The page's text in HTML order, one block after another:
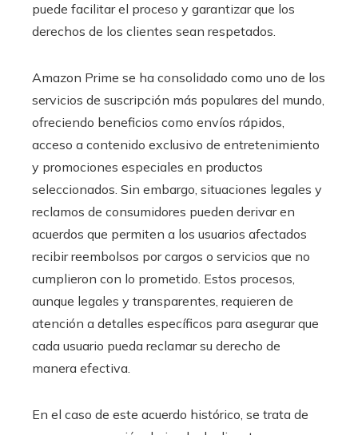
puede facilitar el proceso y garantizar que los
derechos de los clientes sean respetados.
Amazon Prime se ha consolidado como uno de los
servicios de suscripción más populares del mundo,
ofreciendo beneficios como envíos rápidos,
acceso a contenido exclusivo de entretenimiento
y promociones especiales en productos
seleccionados. Sin embargo, situaciones legales y
reclamos de consumidores pueden derivar en
acuerdos que permiten a los usuarios afectados
recibir reembolsos por cargos o servicios que no
cumplieron con lo prometido. Estos procesos,
aunque legales y transparentes, requieren de
atención a detalles específicos para asegurar que
cada usuario pueda reclamar su derecho de
manera efectiva.
En el caso de este acuerdo histórico, se trata de